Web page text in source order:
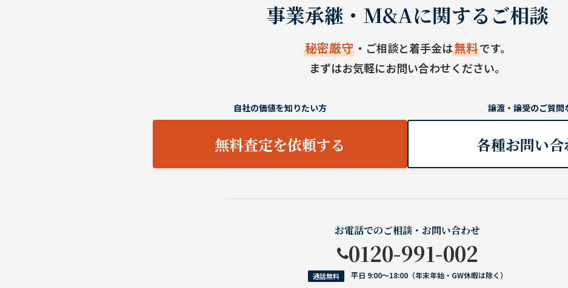
事業承継・M&Aに関するご相談
秘密厳守 ・ご相談と着手金は無料です。
まずはお気軽にお問い合わせください。
自社の価値を知りたい方
無料査定を依頼する
譲渡・譲受のご質問
各種お問い合
お電話でのご相談・お問い合わせ
0120-991-002
通話無料 平日 9:00〜18:00（年末年始・GW休暇は除く）